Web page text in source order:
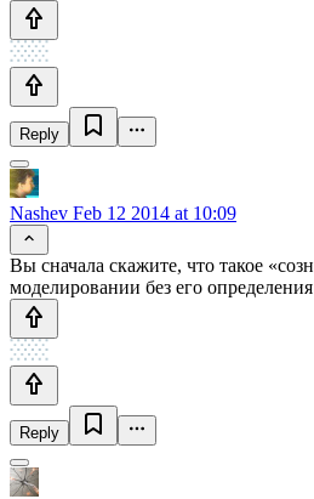
Reply
Nashev Feb 12 2014 at 10:09
Вы сначала скажите, что такое
моделировании без его
Reply